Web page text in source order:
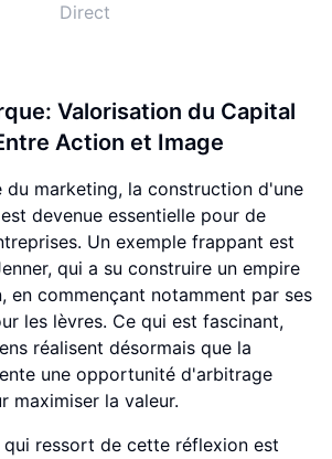
Direct
Valorisation du Capital
Action et Image
du marketing, la construction d'une
devenue essentielle pour de
Un exemple frappant est
qui a su construire un empire
en commençant notamment par ses
les lèvres. Ce qui est fascinant,
réalisent désormais que la
une opportunité d'arbitrage
maximiser la valeur.
ressort de cette réflexion est